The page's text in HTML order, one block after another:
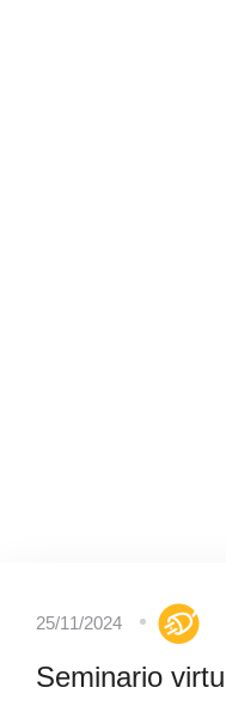
25/11/2024
Seminario